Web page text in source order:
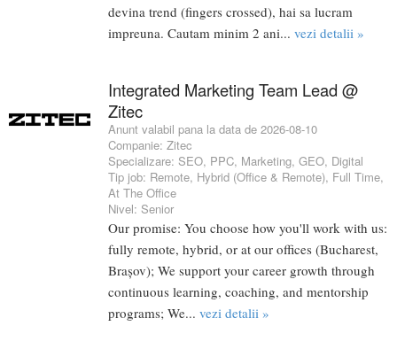
devina trend (fingers crossed), hai sa lucram
impreuna. Cautam minim 2 ani... vezi detalii »
Integrated Marketing Team Lead @
Zitec
Anunt valabil pana la data de 2026-08-10
Companie: Zitec
Specializare: SEO, PPC, Marketing, GEO, Digital
Tip job: Remote, Hybrid (Office & Remote), Full Time,
At The Office
Nivel: Senior
Our promise: You choose how you'll work with us:
fully remote, hybrid, or at our offices (Bucharest,
Brașov); We support your career growth through
continuous learning, coaching, and mentorship
programs; We... vezi detalii »